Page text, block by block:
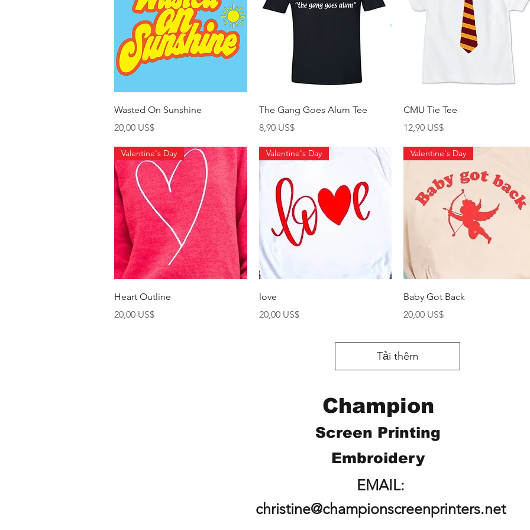
Xem nhanh
Wasted On Sunshine
Giá
20,00 US$
Xem nhanh
The Gang Goes Alum Tee
Giá
8,90 US$
Xem nhanh
CMU Tie Tee
Giá
12,90 US$
Xem nhanh
Valentine's Day
Heart Outline
Giá
20,00 US$
Valentine's Day
love
Giá
20,00 US$
Xem nhanh
Valentine's Day
Baby Got Back
Giá
20,00 US$
Tải thêm
Champion
Screen Printing
Embroidery
EMAIL:
christine@championscreenprinters.net